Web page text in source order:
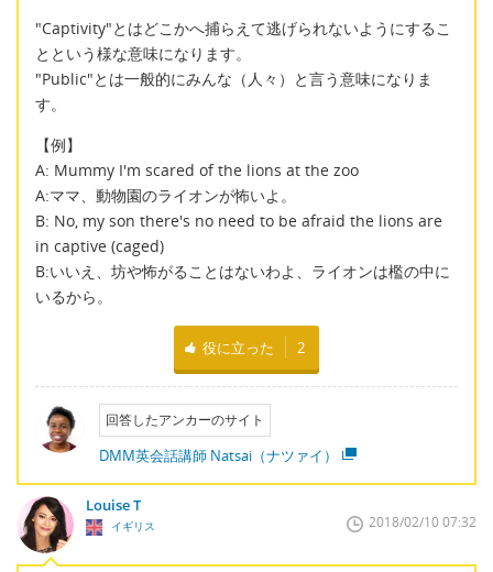
"Captivity"とはどこかへ捕らえて逃げられないようにするこ
とという様な意味になります。
"Public"とは一般的にみんな（人々）と言う意味になりま
す。
【例】
A: Mummy I'm scared of the lions at the zoo
A:ママ、動物園のライオンが怖いよ。
B: No, my son there's no need to be afraid the lions are
in captive (caged)
B:いいえ、坊や怖がることはないわよ、ライオンは檻の中に
いるから。
役に立った 2
回答したアンカーのサイト
DMM英会話講師 Natsai（ナツァイ）
Louise T
イギリス 2018/02/10 07:32